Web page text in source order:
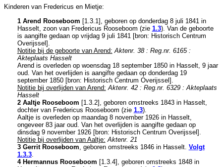
Kinderen van Fredericus en Mietje:
1 Arend Rooseboom [1.3.1], geboren op donderdag 8 juli 1841 in
Hasselt, zoon van Fredericus Rooseboom (zie 1.3). Van de geboorte
is aangifte gedaan op vrijdag 9 juli 1841 [bron: Historisch Centrum
Overijssel].
Notitie bij de geboorte van Arend: Aktenr. 38 : Reg.nr. 6165 :
Akteplaats Hasselt
Arend is overleden op woensdag 18 september 1850 in Hasselt, 9 jaar
oud. Van het overlijden is aangifte gedaan op donderdag 19
september 1850 [bron: Historisch Centrum Overijssel].
Notitie bij overlijden van Arend: Aktenr. 42 : Reg.nr. 6329 : Akteplaats
Hasselt
2 Aaltje Rooseboom [1.3.2], geboren omstreeks 1843 in Hasselt,
dochter van Fredericus Rooseboom (zie 1.3).
Aaltje is overleden op maandag 8 november 1926 in Hasselt,
ongeveer 83 jaar oud. Van het overlijden is aangifte gedaan op
dinsdag 9 november 1926 [bron: Historisch Centrum Overijssel].
Notitie bij overlijden van Aaltje: Aktenr. 21
3 Gerrit Rooseboom , geboren omstreeks 1846 in Hasselt. Volgt
1.3.3.
4 Hermannus Rooseboom [1.3.4], geboren omstreeks 1848 in